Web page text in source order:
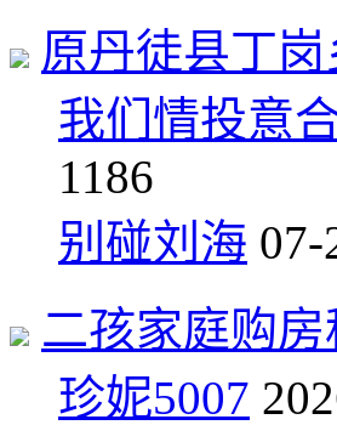
原丹徒县丁
我们情投意
1186
别碰刘海 07-
二孩家庭购
珍妮5007